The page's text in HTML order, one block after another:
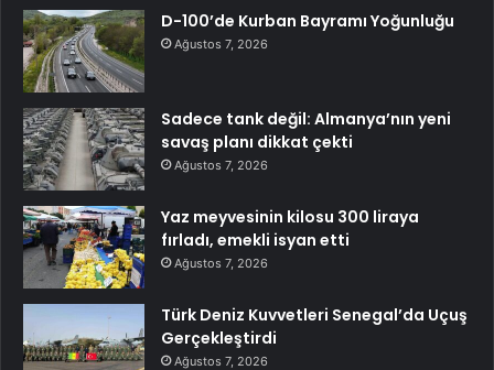
D-100’de Kurban Bayramı Yoğunluğu
Ağustos 7, 2026
Sadece tank değil: Almanya’nın yeni
savaş planı dikkat çekti
Ağustos 7, 2026
Yaz meyvesinin kilosu 300 liraya
fırladı, emekli isyan etti
Ağustos 7, 2026
Türk Deniz Kuvvetleri Senegal’da Uçuş
Gerçekleştirdi
Ağustos 7, 2026